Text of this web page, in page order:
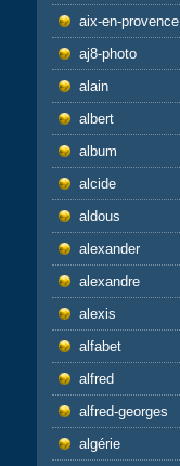
aix-en-provence
aj8-photo
alain
albert
album
alcide
aldous
alexander
alexandre
alexis
alfabet
alfred
alfred-georges
algérie